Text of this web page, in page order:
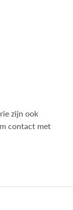
zijn ook
contact met